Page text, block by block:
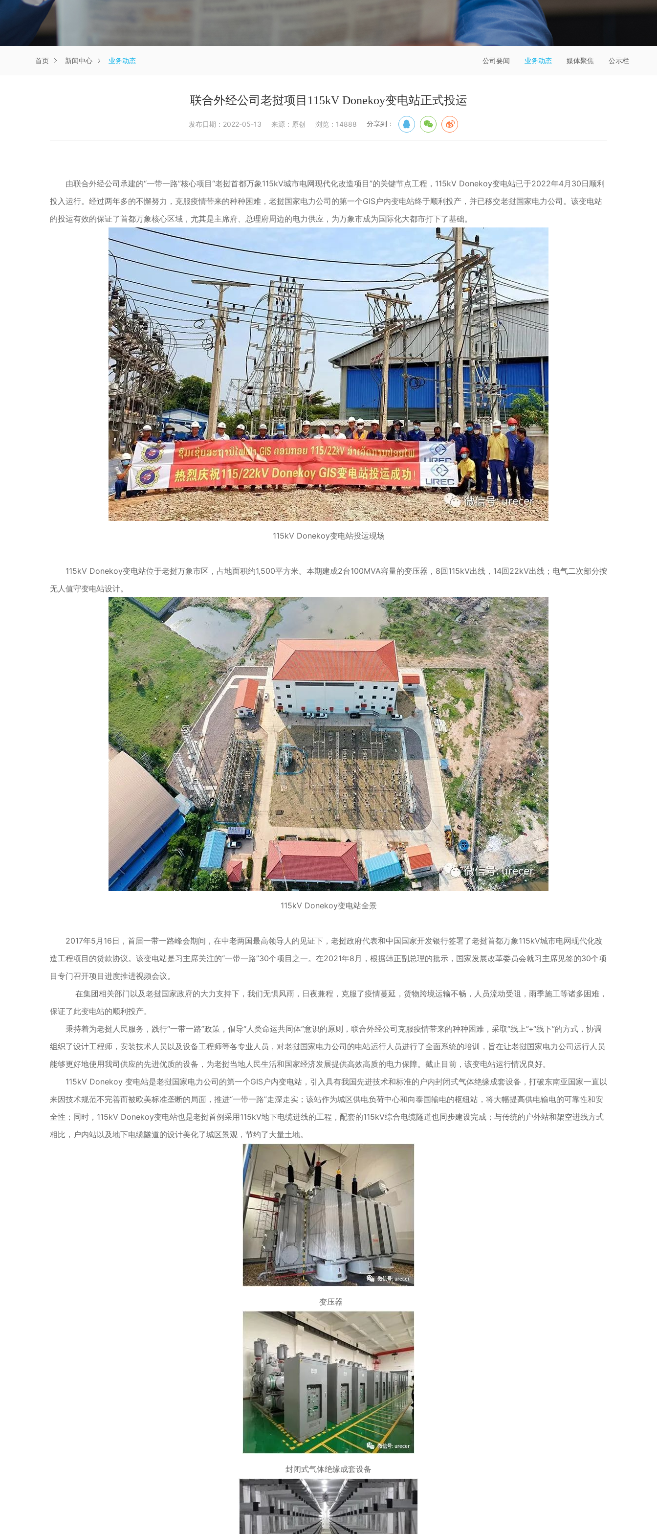
公司要闻 业务动态 媒体聚焦 公示栏
首页 新闻中心 业务动态
联合外经公司老挝项目115kV Donekoy变电站正式投运
发布日期：2022-05-13 来源：原创 浏览：14888 分享到：
由联合外经公司承建的“一带一路”核心项目“老挝首都万象115kV城市电网现代化改造项目”的关键节点工程，115kV Donekoy变电站已于2022年4月30日顺利
投入运行。经过两年多的不懈努力，克服疫情带来的种种困难，老挝国家电力公司的第一个GIS户内变电站终于顺利投产，并已移交老挝国家电力公司。该变电站
的投运有效的保证了首都万象核心区域，尤其是主席府、总理府周边的电力供应，为万象市成为国际化大都市打下了基础。
115kV Donekoy变电站投运现场
115kV Donekoy变电站位于老挝万象市区，占地面积约1,500平方米。本期建成2台100MVA容量的变压器，8回115kV出线，14回22kV出线；电气二次部分按
无人值守变电站设计。
115kV Donekoy变电站全景
2017年5月16日，首届一带一路峰会期间，在中老两国最高领导人的见证下，老挝政府代表和中国国家开发银行签署了老挝首都万象115kV城市电网现代化改
造工程项目的贷款协议。该变电站是习主席关注的“一带一路”30个项目之一。在2021年8月，根据韩正副总理的批示，国家发展改革委员会就习主席见签的30个项
目专门召开项目进度推进视频会议。
在集团相关部门以及老挝国家政府的大力支持下，我们无惧风雨，日夜兼程，克服了疫情蔓延，货物跨境运输不畅，人员流动受阻，雨季施工等诸多困难，
保证了此变电站的顺利投产。
秉持着为老挝人民服务，践行“一带一路”政策，倡导“人类命运共同体”意识的原则，联合外经公司克服疫情带来的种种困难，采取“线上”+“线下”的方式，协调
组织了设计工程师，安装技术人员以及设备工程师等各专业人员，对老挝国家电力公司的电站运行人员进行了全面系统的培训，旨在让老挝国家电力公司运行人员
能够更好地使用我司供应的先进优质的设备，为老挝当地人民生活和国家经济发展提供高效高质的电力保障。截止目前，该变电站运行情况良好。
115kV Donekoy 变电站是老挝国家电力公司的第一个GIS户内变电站，引入具有我国先进技术和标准的户内封闭式气体绝缘成套设备，打破东南亚国家一直以
来因技术规范不完善而被欧美标准垄断的局面，推进“一带一路”走深走实；该站作为城区供电负荷中心和向泰国输电的枢纽站，将大幅提高供电输电的可靠性和安
全性；同时，115kV Donekoy变电站也是老挝首例采用115kV地下电缆进线的工程，配套的115kV综合电缆隧道也同步建设完成；与传统的户外站和架空进线方式
相比，户内站以及地下电缆隧道的设计美化了城区景观，节约了大量土地。
变压器
封闭式气体绝缘成套设备